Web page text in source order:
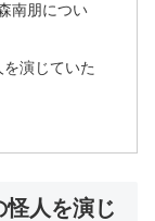
南朋につい
を演じていた
人を演じ